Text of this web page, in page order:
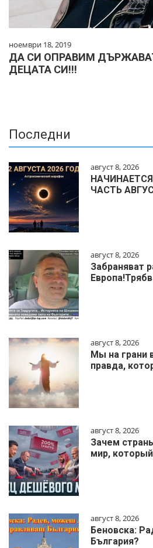
ноември 18, 2019
ДА СИ ОПРАВИМ
ДЕЦАТА СИ!!!
Последни
август 8, 2026
ЧАСТЬ
август 8, 2026
Забраняват
август 8, 2026
Мы на грани
правда,
август 8, 2026
Зачем
мир,
август 8, 2026
Беновска:
България?